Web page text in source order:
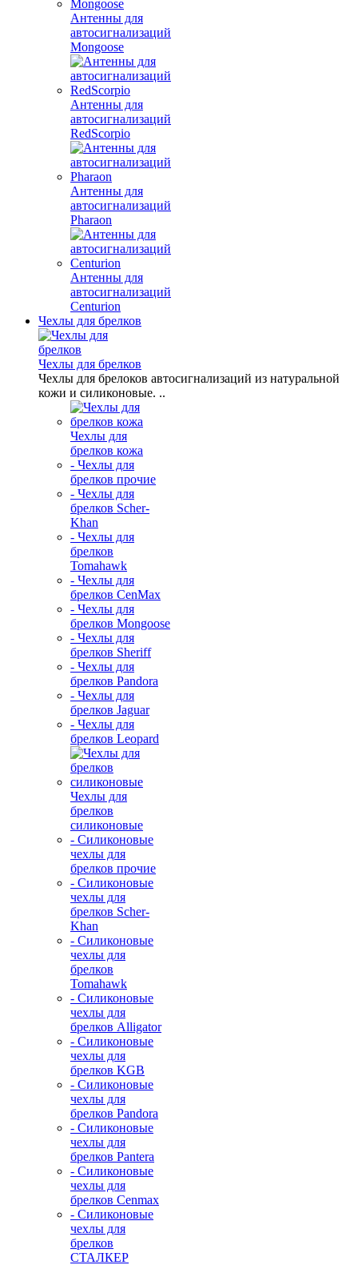
Антенны для
автосигнализаций
Mongoose
Антенны для
автосигнализаций
RedScorpio
Антенны для
автосигнализаций
Pharaon
Антенны для
автосигнализаций
Centurion
Чехлы для брелков
Чехлы для брелков
Чехлы для брелоков автосигнализаций из натуральной
кожи и силиконовые. ..
Чехлы для
брелков кожа
- Чехлы для
брелков прочие
- Чехлы для
брелков Scher-
Khan
- Чехлы для
брелков
Tomahawk
- Чехлы для
брелков CenMax
- Чехлы для
брелков Mongoose
- Чехлы для
брелков Sheriff
- Чехлы для
брелков Pandora
- Чехлы для
брелков Jaguar
- Чехлы для
брелков Leopard
Чехлы для
брелков
силиконовые
- Силиконовые
чехлы для
брелков прочие
- Силиконовые
чехлы для
брелков Scher-
Khan
- Силиконовые
чехлы для
брелков
Tomahawk
- Силиконовые
чехлы для
брелков Alligator
- Силиконовые
чехлы для
брелков KGB
- Силиконовые
чехлы для
брелков Pandora
- Силиконовые
чехлы для
брелков Pantera
- Силиконовые
чехлы для
брелков Cenmax
- Силиконовые
чехлы для
брелков
СТАЛКЕР